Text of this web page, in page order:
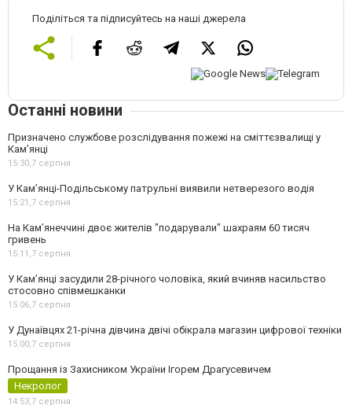
Поділіться та підписуйтесь на наші джерела
Останні новини
Призначено службове розслідування пожежі на сміттєзвалищі у
Кам’янці
15:30,7 серпня
У Кам’янці-Подільському патрульні виявили нетверезого водія
15:21,7 серпня
На Камʼянеччині двоє жителів "подарували" шахраям 60 тисяч
гривень
15:11,7 серпня
У Камʼянці засудили 28-річного чоловіка, який вчиняв насильство
стосовно співмешканки
15:06,7 серпня
У Дунаївцях 21-річна дівчина двічі обікрала магазин цифрової техніки
15:00,7 серпня
Прощання із Захисником України Ігорем Драгусевичем
Некролог
14:53,7 серпня